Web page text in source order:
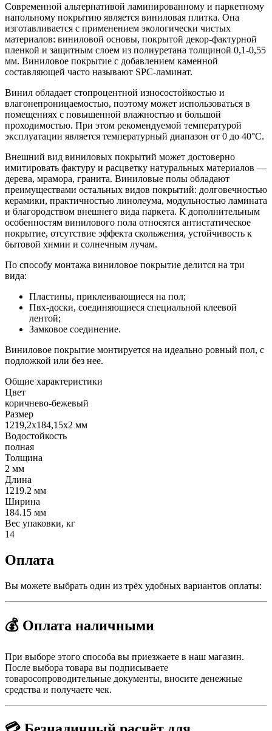
Современной альтернативой ламинированному и паркетному
напольному покрытию является виниловая плитка. Она
изготавливается с применением экологически чистых
материалов: виниловой основы, покрытой декор-фактурной
пленкой и защитным слоем из полиуретана толщиной 0,1-0,55
мм. Виниловое покрытие с добавлением каменной
составляющей часто называют SPC-ламинат.
Винил обладает стопроцентной износостойкостью и
влагонепроницаемостью, поэтому может использоваться в
помещениях с повышенной влажностью и большой
проходимостью. При этом рекомендуемой температурой
эксплуатации является температурный диапазон от 0 до 40°С.
Внешний вид виниловых покрытий может достоверно
имитировать фактуру и расцветку натуральных материалов —
дерева, мрамора, гранита. Виниловые полы обладают
преимуществами остальных видов покрытий: долговечностью
керамики, практичностью линолеума, модульностью ламината
и благородством внешнего вида паркета. К дополнительным
особенностям винилового пола относятся антистатическое
покрытие, отсутствие эффекта скольжения, устойчивость к
бытовой химии и солнечным лучам.
По способу монтажа виниловое покрытие делится на три
вида:
Пластины, приклеивающиеся на пол;
Пвх-доски, соединяющиеся специальной клеевой
лентой;
Замковое соединение.
Виниловое покрытие монтируется на идеально ровный пол, с
подложкой или без нее.
Общие характеристики
Цвет
коричнево-бежевый
Размер
1219,2x184,15x2 мм
Водостойкость
полная
Толщина
2 мм
Длина
1219.2 мм
Ширина
184.15 мм
Вес упаковки, кг
14
Оплата
Вы можете выбрать один из трёх удобных вариантов оплаты:
💰 Оплата наличными
При выборе этого способа вы приезжаете в наш магазин.
После выбора товара вы подписываете
товаросопроводительные документы, вносите денежные
средства и получаете чек.